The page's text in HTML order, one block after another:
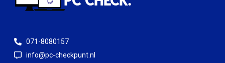
071-8080157
info@pc-checkpunt.nl